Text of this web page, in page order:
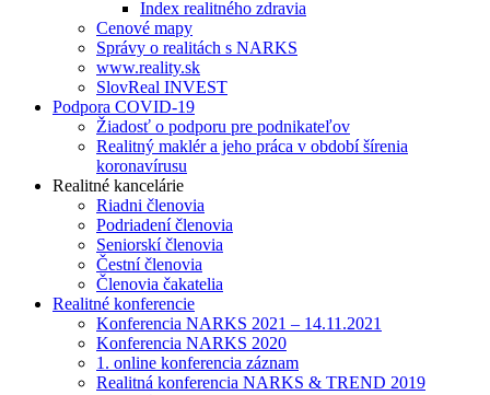
Index realitného zdravia
Cenové mapy
Správy o realitách s NARKS
www.reality.sk
SlovReal INVEST
Podpora COVID-19
Žiadosť o podporu pre podnikateľov
Realitný maklér a jeho práca v období šírenia
koronavírusu
Realitné kancelárie
Riadni členovia
Podriadení členovia
Seniorskí členovia
Čestní členovia
Členovia čakatelia
Realitné konferencie
Konferencia NARKS 2021 – 14.11.2021
Konferencia NARKS 2020
1. online konferencia záznam
Realitná konferencia NARKS & TREND 2019